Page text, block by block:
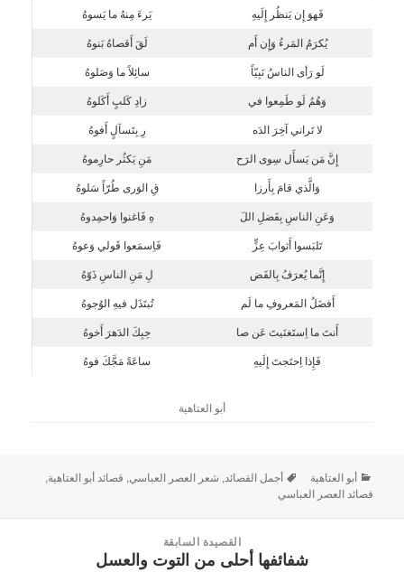
فَهوَ إِن يَنظُر إِلَيهِ يَرءَ مِنهُ ما يَسوهُ
يُكرَمُ المَرءُ وَإِن أَم لَقَ أَقصاهُ بَنوهُ
لَو رَأى الناسُ نَبِيّاً سائِلاً ما وَصَلوهُ
وَهُمُ لَو طَمِعوا في زادِ كَلبٍ أَكَلوهُ
لا تَراني آخِرَ الدَه رِ بِتَسآلٍ أَفوهُ
إِنَّ مَن يَسأَل سِوى الرَح مَنِ يَكثُر حارِموهُ
وَالَّذي قامَ بِأَرزا قِ الوَرى طُرّاً سَلوهُ
وَعَنِ الناسِ بِفَضلِ اللَ هِ فَاغنوا وَاحمِدوهُ
تَلبَسوا أَثوابَ عِزٍّ فَاِسمَعوا قَولي وَعوهُ
إِنَّما يُعرَفُ بِالفَض لِ مَنِ الناسِ ذَوّهُ
أَفضَلُ المَعروفِ ما لَم تُبتَذَل فيهِ الوُجوهُ
أَنتَ ما اِستَغنَيتَ عَن صا حِبِكَ الدَهرَ أَخوهُ
فَإِذا اِحتَجتَ إِلَيهِ ساعَةً مَجَّكَ فوهُ
أبو العتاهية
أبو العتاهية أجمل القصائد, شعر العصر العباسي, قصائد أبو العتاهية,
قصائد العصر العباسي
القصيدة السابقة
شفائفها أحلى من التوت والعسل